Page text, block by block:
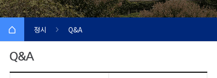
정시 Q&A